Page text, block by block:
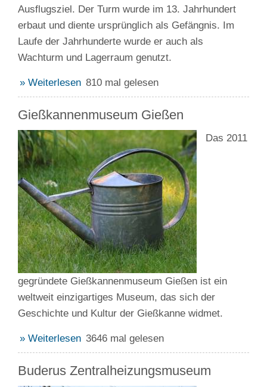
Ausflugsziel. Der Turm wurde im 13. Jahrhundert
erbaut und diente ursprünglich als Gefängnis. Im
Laufe der Jahrhunderte wurde er auch als
Wachturm und Lagerraum genutzt.
» Weiterlesen 810 mal gelesen
Gießkannenmuseum Gießen
Das 2011
gegründete Gießkannenmuseum Gießen ist ein
weltweit einzigartiges Museum, das sich der
Geschichte und Kultur der Gießkanne widmet.
» Weiterlesen 3646 mal gelesen
Buderus Zentralheizungsmuseum